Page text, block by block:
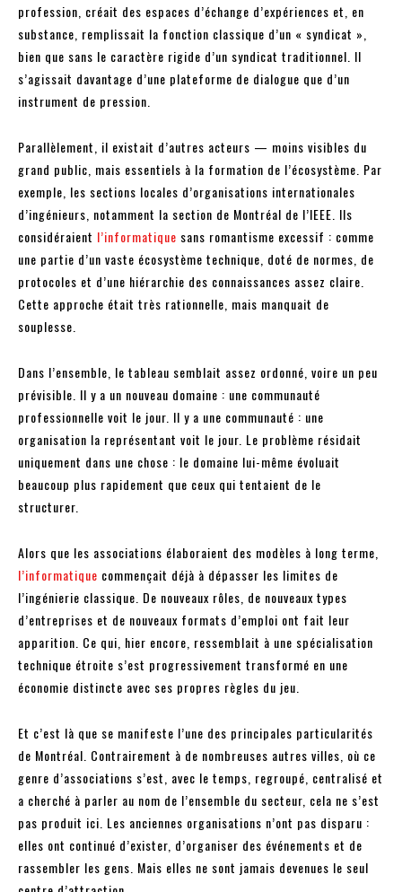
profession, créait des espaces d’échange d’expériences et, en
substance, remplissait la fonction classique d’un « syndicat »,
bien que sans le caractère rigide d’un syndicat traditionnel. Il
s’agissait davantage d’une plateforme de dialogue que d’un
instrument de pression.
Parallèlement, il existait d’autres acteurs — moins visibles du
grand public, mais essentiels à la formation de l’écosystème. Par
exemple, les sections locales d’organisations internationales
d’ingénieurs, notamment la section de Montréal de l’IEEE. Ils
considéraient l’informatique sans romantisme excessif : comme
une partie d’un vaste écosystème technique, doté de normes, de
protocoles et d’une hiérarchie des connaissances assez claire.
Cette approche était très rationnelle, mais manquait de
souplesse.
Dans l’ensemble, le tableau semblait assez ordonné, voire un peu
prévisible. Il y a un nouveau domaine : une communauté
professionnelle voit le jour. Il y a une communauté : une
organisation la représentant voit le jour. Le problème résidait
uniquement dans une chose : le domaine lui-même évoluait
beaucoup plus rapidement que ceux qui tentaient de le
structurer.
Alors que les associations élaboraient des modèles à long terme,
l’informatique commençait déjà à dépasser les limites de
l’ingénierie classique. De nouveaux rôles, de nouveaux types
d’entreprises et de nouveaux formats d’emploi ont fait leur
apparition. Ce qui, hier encore, ressemblait à une spécialisation
technique étroite s’est progressivement transformé en une
économie distincte avec ses propres règles du jeu.
Et c’est là que se manifeste l’une des principales particularités
de Montréal. Contrairement à de nombreuses autres villes, où ce
genre d’associations s’est, avec le temps, regroupé, centralisé et
a cherché à parler au nom de l’ensemble du secteur, cela ne s’est
pas produit ici. Les anciennes organisations n’ont pas disparu :
elles ont continué d’exister, d’organiser des événements et de
rassembler les gens. Mais elles ne sont jamais devenues le seul